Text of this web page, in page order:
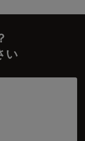
い